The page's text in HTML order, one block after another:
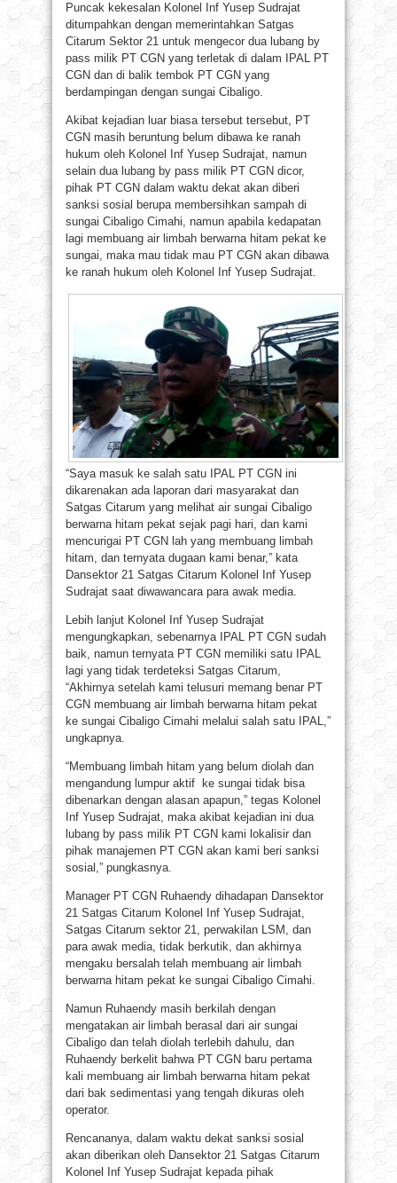
Puncak kekesalan Kolonel Inf Yusep Sudrajat
ditumpahkan dengan memerintahkan Satgas
Citarum Sektor 21 untuk mengecor dua lubang by
pass milik PT CGN yang terletak di dalam IPAL PT
CGN dan di balik tembok PT CGN yang
berdampingan dengan sungai Cibaligo.
Akibat kejadian luar biasa tersebut tersebut, PT
CGN masih beruntung belum dibawa ke ranah
hukum oleh Kolonel Inf Yusep Sudrajat, namun
selain dua lubang by pass milik PT CGN dicor,
pihak PT CGN dalam waktu dekat akan diberi
sanksi sosial berupa membersihkan sampah di
sungai Cibaligo Cimahi, namun apabila kedapatan
lagi membuang air limbah berwarna hitam pekat ke
sungai, maka mau tidak mau PT CGN akan dibawa
ke ranah hukum oleh Kolonel Inf Yusep Sudrajat.
“Saya masuk ke salah satu IPAL PT CGN ini
dikarenakan ada laporan dari masyarakat dan
Satgas Citarum yang melihat air sungai Cibaligo
berwarna hitam pekat sejak pagi hari, dan kami
mencurigai PT CGN lah yang membuang limbah
hitam, dan ternyata dugaan kami benar,” kata
Dansektor 21 Satgas Citarum Kolonel Inf Yusep
Sudrajat saat diwawancara para awak media.
Lebih lanjut Kolonel Inf Yusep Sudrajat
mengungkapkan, sebenarnya IPAL PT CGN sudah
baik, namun ternyata PT CGN memiliki satu IPAL
lagi yang tidak terdeteksi Satgas Citarum,
“Akhirnya setelah kami telusuri memang benar PT
CGN membuang air limbah berwarna hitam pekat
ke sungai Cibaligo Cimahi melalui salah satu IPAL,”
ungkapnya.
“Membuang limbah hitam yang belum diolah dan
mengandung lumpur aktif ke sungai tidak bisa
dibenarkan dengan alasan apapun,” tegas Kolonel
Inf Yusep Sudrajat, maka akibat kejadian ini dua
lubang by pass milik PT CGN kami lokalisir dan
pihak manajemen PT CGN akan kami beri sanksi
sosial,” pungkasnya.
Manager PT CGN Ruhaendy dihadapan Dansektor
21 Satgas Citarum Kolonel Inf Yusep Sudrajat,
Satgas Citarum sektor 21, perwakilan LSM, dan
para awak media, tidak berkutik, dan akhirnya
mengaku bersalah telah membuang air limbah
berwarna hitam pekat ke sungai Cibaligo Cimahi.
Namun Ruhaendy masih berkilah dengan
mengatakan air limbah berasal dari air sungai
Cibaligo dan telah diolah terlebih dahulu, dan
Ruhaendy berkelit bahwa PT CGN baru pertama
kali membuang air limbah berwarna hitam pekat
dari bak sedimentasi yang tengah dikuras oleh
operator.
Rencananya, dalam waktu dekat sanksi sosial
akan diberikan oleh Dansektor 21 Satgas Citarum
Kolonel Inf Yusep Sudrajat kepada pihak